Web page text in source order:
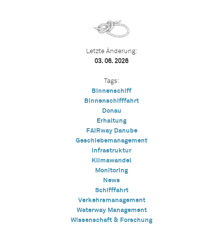
Letzte Änderung:
03. 06. 2026
Tags:
Binnenschiff
Binnenschifffahrt
Donau
Erhaltung
FAIRway Danube
Geschiebemanagement
Infrastruktur
Klimawandel
Monitoring
News
Schifffahrt
Verkehrsmanagement
Waterway Management
Wissenschaft & Forschung